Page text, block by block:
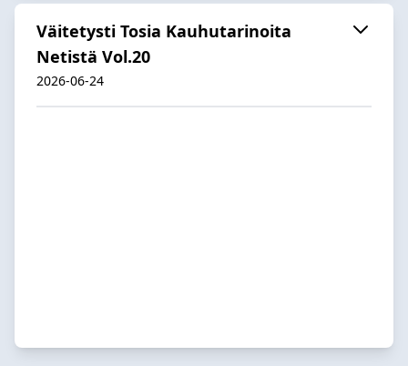
Väitetysti Tosia Kauhutarinoita
Netistä Vol.20
2026-06-24